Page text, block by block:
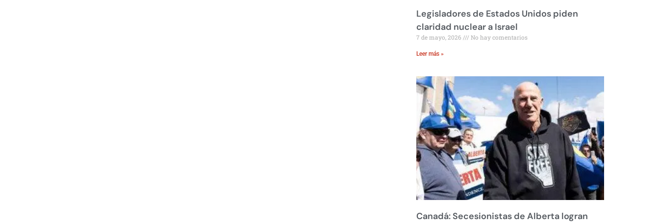
Legisladores de Estados Unidos piden
claridad nuclear a Israel
7 de mayo, 2026 No hay comentarios
Leer más »
Canadá: Secesionistas de Alberta logran